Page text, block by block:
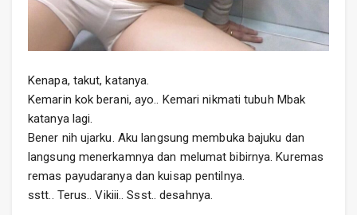
Kenapa, takut, katanya.
Kemarin kok berani, ayo.. Kemari nikmati tubuh Mbak
katanya lagi.
Bener nih ujarku. Aku langsung membuka bajuku dan
langsung menerkamnya dan melumat bibirnya. Kuremas
remas payudaranya dan kuisap pentilnya.
sstt.. Terus.. Vikiii.. Ssst.. desahnya.